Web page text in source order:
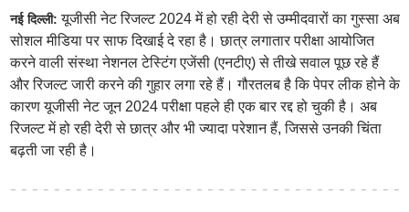
नई दिल्ली:यूजीसी नेट रिजल्ट 2024 में हो रही देरी से उम्मीदवारों का गुस्सा अब
सोशल मीडिया पर साफ दिखाई दे रहा है। छात्र लगातार परीक्षा आयोजित
करने वाली संस्था नेशनल टेस्टिंग एजेंसी (एनटीए) से तीखे सवाल पूछ रहे हैं
और रिजल्ट जारी करने की गुहार लगा रहे हैं। गौरतलब है कि पेपर लीक होने के
कारण यूजीसी नेट जून 2024 परीक्षा पहले ही एक बार रद्द हो चुकी है। अब
रिजल्ट में हो रही देरी से छात्र और भी ज्यादा परेशान हैं, जिससे उनकी चिंता
बढ़ती जा रही है।